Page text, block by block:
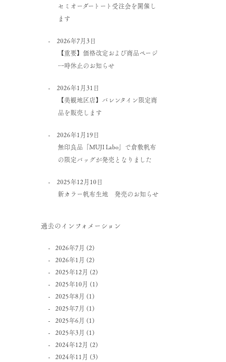
セミオーダートート受注会を開催し
ます
2026年7月3日
【重要】価格改定および商品ページ
一時休止のお知らせ
2026年1月31日
【美観地区店】バレンタイン限定商
品を販売します
2026年1月19日
無印良品「MUJI Labo」で倉敷帆布
の限定バッグが発売となりました
2025年12月10日
新カラー帆布生地 発売のお知らせ
過去のインフォメーション
2026年7月 (2)
2026年1月 (2)
2025年12月 (2)
2025年10月 (1)
2025年8月 (1)
2025年7月 (1)
2025年6月 (1)
2025年3月 (1)
2024年12月 (2)
2024年11月 (3)